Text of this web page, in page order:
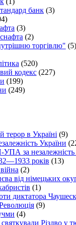
банк (3)
(3)
(2)
торгівлю" (5)
(520)
кодекс (227)
(199)
(249)
терор в Україні (9)
України
за незалежність
років (13)
(2)
від німецьких
(1)
диктатора
(9)
(4)
святкували Різдво